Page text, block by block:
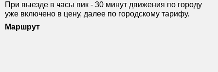
При выезде в часы пик - 30 минут движения по городу
уже включено в цену, далее по городскому тарифу.
Маршрут